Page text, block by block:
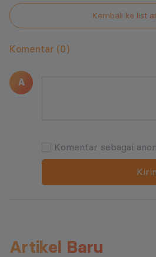
Kembali ke list
Komentar (0)
A
Komentar sebagai
Artikel Baru